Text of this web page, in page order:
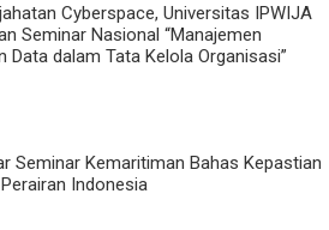
Cyberspace, Universitas IPWIJA
Seminar Nasional “Manajemen
Data dalam Tata Kelola Organisasi”
Seminar Kemaritiman Bahas Kepastian
Indonesia